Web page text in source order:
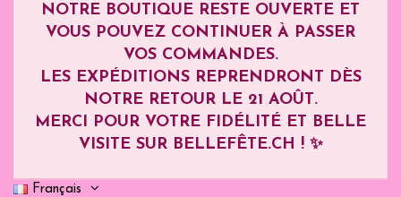
NOTRE BOUTIQUE RESTE OUVERTE ET
VOUS POUVEZ CONTINUER À PASSER
VOS COMMANDES.
LES EXPÉDITIONS REPRENDRONT DÈS
NOTRE RETOUR LE 21 AOÛT.
MERCI POUR VOTRE FIDÉLITÉ ET BELLE
VISITE SUR BELLEFÊTE.CH ! ✨
Français